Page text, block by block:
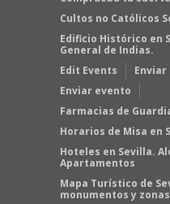
Cultos no Católicos
Edificio Histórico en
General de Indias.
Edit Events
Enviar evento
Farmacias de
Horarios de Misa en
Hoteles en Sevilla.
Apartamentos
Mapa Turístico de
monumentos y